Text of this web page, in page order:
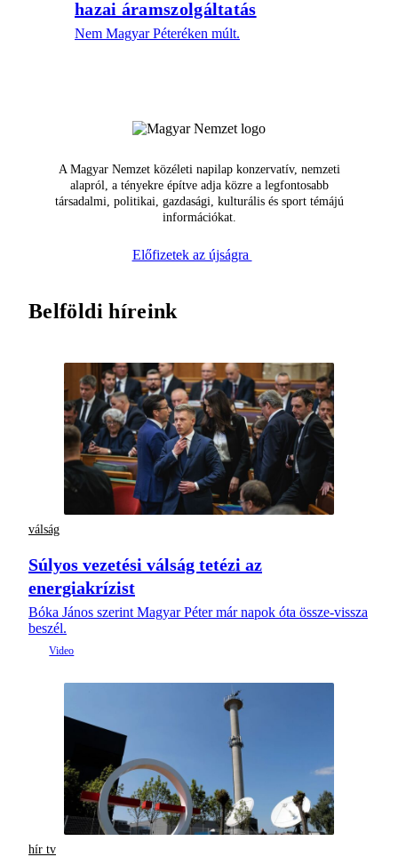
hazai áramszolgáltatás
Nem Magyar Péteréken múlt.
A Magyar Nemzet közéleti napilap konzervatív, nemzeti
alapról, a tényekre építve adja közre a legfontosabb
társadalmi, politikai, gazdasági, kulturális és sport témájú
információkat.
Előfizetek az újságra
Belföldi híreink
válság
Súlyos vezetési válság tetézi az
energiakrízist
Bóka János szerint Magyar Péter már napok óta össze-vissza
beszél.
hír tv